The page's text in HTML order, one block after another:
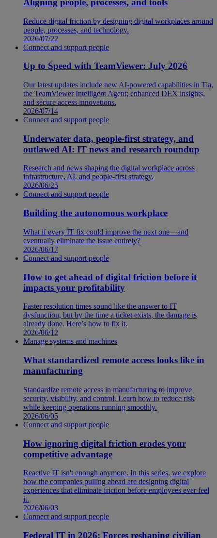
Aligning people, processes, and tools
Reduce digital friction by designing digital workplaces around
people, processes, and technology.
2026/07/22
Connect and support people
Up to Speed with TeamViewer: July 2026
Our latest updates include new AI-powered capabilities in Tia,
the TeamViewer Intelligent Agent; enhanced DEX insights,
and secure access innovations.
2026/07/14
Connect and support people
Underwater data, people-first strategy, and
outlawed AI: IT news and research roundup
Research and news shaping the digital workplace across
infrastructure, AI, and people-first strategy.
2026/06/25
Connect and support people
Building the autonomous workplace
What if every IT fix could improve the next one—and
eventually eliminate the issue entirely?
2026/06/17
Connect and support people
How to get ahead of digital friction before it
impacts your profitability
Faster resolution times sound like the answer to IT
dysfunction, but by the time a ticket exists, the damage is
already done. Here’s how to fix it.
2026/06/12
Manage systems and machines
What standardized remote access looks like in
manufacturing
Standardize remote access in manufacturing to improve
security, visibility, and control. Learn how to reduce risk
while keeping operations running smoothly.
2026/06/05
Connect and support people
How ignoring digital friction erodes your
competitive advantage
Reactive IT isn't enough anymore. In this series, we explore
how the companies pulling ahead are designing digital
experiences that eliminate friction before employees ever feel
it.
2026/06/03
Connect and support people
Federal IT in 2026: Forces reshaping civilian